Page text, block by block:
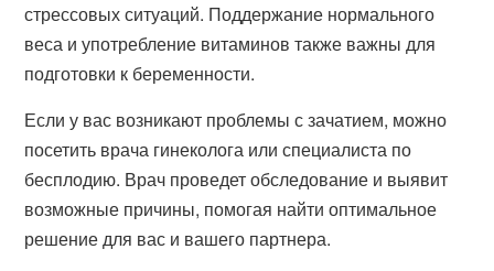
стрессовых ситуаций. Поддержание нормального
веса и употребление витаминов также важны для
подготовки к беременности.
Если у вас возникают проблемы с зачатием, можно
посетить врача гинеколога или специалиста по
бесплодию. Врач проведет обследование и выявит
возможные причины, помогая найти оптимальное
решение для вас и вашего партнера.